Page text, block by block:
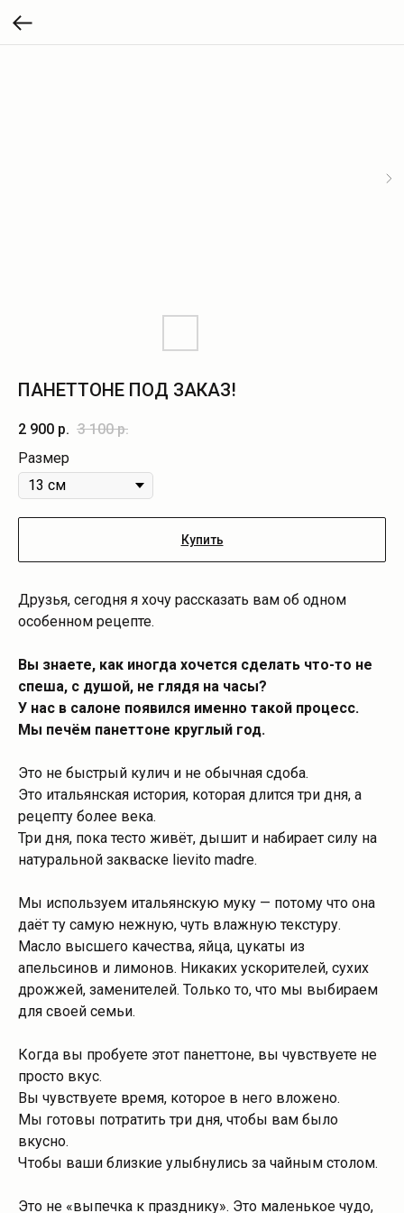
ПАНЕТТОНЕ ПОД ЗАКАЗ!
2 900 р. 3 100 р.
Размер
Купить
Друзья, сегодня я хочу рассказать вам об одном
особенном рецепте.
Вы знаете, как иногда хочется сделать что-то не
спеша, с душой, не глядя на часы?
У нас в салоне появился именно такой процесс.
Мы печём панеттоне круглый год.
Это не быстрый кулич и не обычная сдоба.
Это итальянская история, которая длится три дня, а
рецепту более века.
Три дня, пока тесто живёт, дышит и набирает силу на
натуральной закваске lievito madre.
Мы используем итальянскую муку — потому что она
даёт ту самую нежную, чуть влажную текстуру.
Масло высшего качества, яйца, цукаты из
апельсинов и лимонов. Никаких ускорителей, сухих
дрожжей, заменителей. Только то, что мы выбираем
для своей семьи.
Когда вы пробуете этот панеттоне, вы чувствуете не
просто вкус.
Вы чувствуете время, которое в него вложено.
Мы готовы потратить три дня, чтобы вам было
вкусно.
Чтобы ваши близкие улыбнулись за чайным столом.
Это не «выпечка к празднику». Это маленькое чудо,